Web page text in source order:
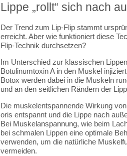
Lippe „rollt“ sich nach
Der Trend zum Lip-Flip stammt
erreicht. Aber wie funktioniert diese
Flip-Technik durchsetzen?
Im Unterschied zur klassischen
Botulinumtoxin A in den Muskel
Botox werden dabei in die Muskeln
und an den seitlichen Rändern der
Die muskelentspannende Wirkung
oris entspannt und die Lippe nach
Bei Muskelanspannung, wie beim
bei schmalen Lippen eine optimale
verwenden, um die natürliche
vermeiden.